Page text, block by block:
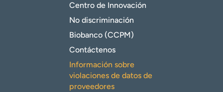
Centro de Innovación
No discriminación
Biobanco (CCPM)
Contáctenos
Información sobre
violaciones de datos de
proveedores